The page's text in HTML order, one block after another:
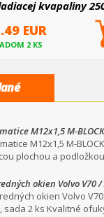
kvapaliny
EUR
2 KS
M12x1,5 M-
plochou a
M12x1,5 M-
plochou a
okien Volvo V70 /
sada 2 ksokien Volvo V70
sada 2 ks Kvalitné